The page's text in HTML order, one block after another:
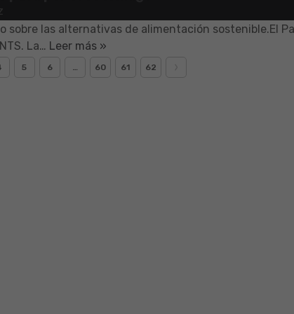
exposición temporal ‘FOODPRINTS. La huella
sobre las alternativas de alimentación sostenible.El
La… Leer más »
5 6 … 60 61 62